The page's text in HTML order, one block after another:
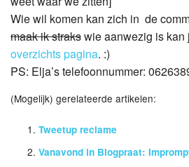
Wie wil komen kan zich in de
maak ik strakswie aanwezig is kan
overzichts pagina. :)
PS: Elja’s telefoonnummer:
(Mogelijk) gerelateerde artikelen:
Tweetup reclame
Vanavond in Blogpraat: